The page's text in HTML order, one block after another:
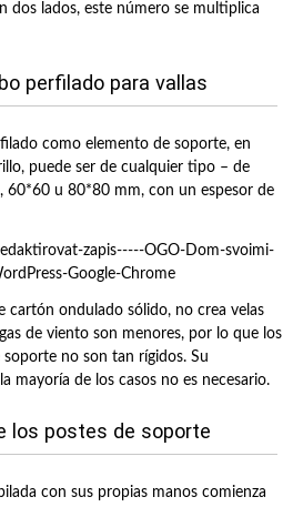
dos lados, este número se multiplica
perfilado para vallas
como elemento de soporte, en
puede ser de cualquier tipo – de
60*60 u 80*80 mm, con un espesor de
cartón ondulado sólido, no crea velas
de viento son menores, por lo que los
no son tan rígidos. Su
mayoría de los casos no es necesario.
los postes de soporte
con sus propias manos comienza